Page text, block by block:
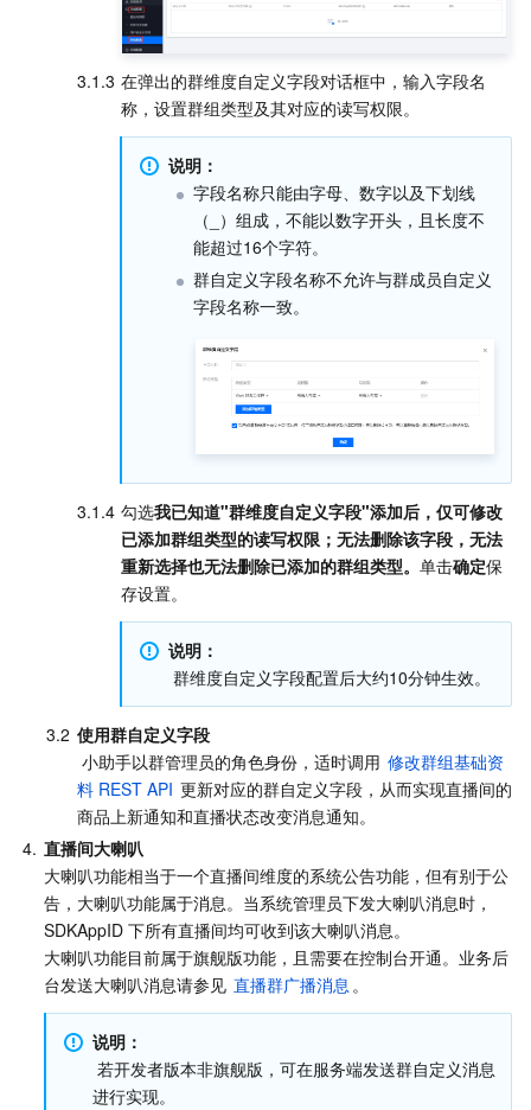
3.1.3 在弹出的群维度自定义字段对话框中，输入字段名
称，设置群组类型及其对应的读写权限。
说明：
字段名称只能由字母、数字以及下划线
（ ）组成，不能以数字开头，且长度不
能超过16个字符。
群自定义字段名称不允许与群成员自定义
字段名称一致。
3.1.4 勾选我已知道"群维度自定义字段"添加后，仅可修改
已添加群组类型的读写权限；无法删除该字段，无法
重新选择也无法删除已添加的群组类型。 单击确定保
存设置。
说明：
群维度自定义字段配置后大约10分钟生效。
3.2 使用群自定义字段
小助手以群管理员的角色身份，适时调用 修改群组基础资
料 REST API 更新对应的群自定义字段，从而实现直播间的
商品上新通知和直播状态改变消息通知。
4. 直播间大喇叭
大喇叭功能相当于一个直播间维度的系统公告功能，但有别于公
告，大喇叭功能属于消息。当系统管理员下发大喇叭消息时，
SDKAppID 下所有直播间均可收到该大喇叭消息。
大喇叭功能目前属于旗舰版功能，且需要在控制台开通。业务后
台发送大喇叭消息请参见 直播群广播消息 。
说明：
进行实现。